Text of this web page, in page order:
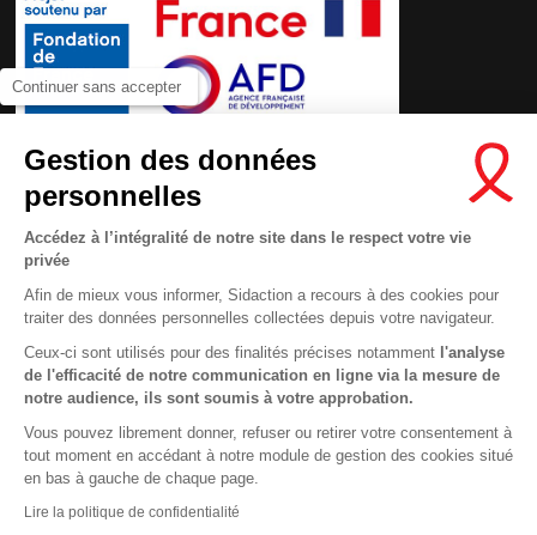
Continuer sans accepter
Gestion des données
personnelles
Accédez à l’intégralité de notre site dans le respect votre vie
privée
Afin de mieux vous informer, Sidaction a recours à des cookies pour
traiter des données personnelles collectées depuis votre navigateur.
Ceux-ci sont utilisés pour des finalités précises notamment l'analyse
de l'efficacité de notre communication en ligne via la mesure de
notre audience, ils sont soumis à votre approbation.
Vous pouvez librement donner, refuser ou retirer votre consentement à
tout moment en accédant à notre module de gestion des cookies situé
en bas à gauche de chaque page.
Lire la politique de confidentialité
Contactez-nous
Newsletter
Nous suivre sur les réseaux :
This site uses cookies and gives you control over what you want to
En savoir plus